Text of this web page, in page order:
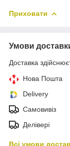
Приховати
Умови
Доставка
Нова Пошта
Delivery
Самовивіз
Делівері
Всі умови